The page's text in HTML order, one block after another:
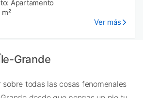
Apartamento
Ver más
Grande
sobre todas las cosas fenomenales